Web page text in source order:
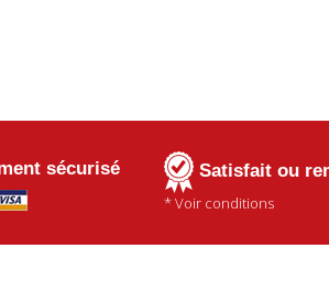
sécurisé Satisfait ou
* Voir conditions